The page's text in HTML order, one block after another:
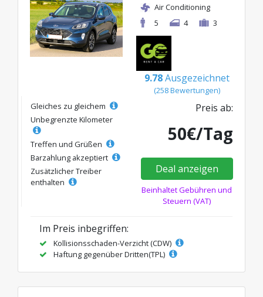
Air Conditioning
5
4 3
9.78 Ausgezeichnet
(258 Bewertungen)
Gleiches zu gleichem
Unbegrenzte Kilometer
Treffen und Grüßen
Barzahlung akzeptiert
Zusätzlicher Treiber
enthalten
Preis ab:
50€/Tag
Deal anzeigen
Beinhaltet Gebühren und
Steuern (VAT)
Im Preis inbegriffen:
Kollisionsschaden-Verzicht (CDW)
Haftung gegenüber Dritten(TPL)